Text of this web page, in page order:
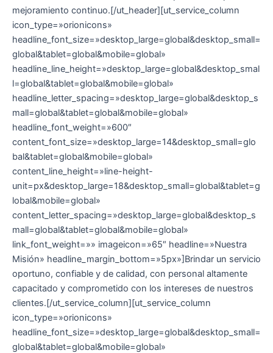
mejoramiento continuo.[/ut_header][ut_service_column
icon_type=»orionicons»
headline_font_size=»desktop_large=global&desktop_small=
global&tablet=global&mobile=global»
headline_line_height=»desktop_large=global&desktop_smal
l=global&tablet=global&mobile=global»
headline_letter_spacing=»desktop_large=global&desktop_s
mall=global&tablet=global&mobile=global»
headline_font_weight=»600″
content_font_size=»desktop_large=14&desktop_small=glo
bal&tablet=global&mobile=global»
content_line_height=»line-height-
unit=px&desktop_large=18&desktop_small=global&tablet=g
lobal&mobile=global»
content_letter_spacing=»desktop_large=global&desktop_s
mall=global&tablet=global&mobile=global»
link_font_weight=»» imageicon=»65″ headline=»Nuestra
Misión» headline_margin_bottom=»5px»]Brindar un servicio
oportuno, confiable y de calidad, con personal altamente
capacitado y comprometido con los intereses de nuestros
clientes.[/ut_service_column][ut_service_column
icon_type=»orionicons»
headline_font_size=»desktop_large=global&desktop_small=
global&tablet=global&mobile=global»